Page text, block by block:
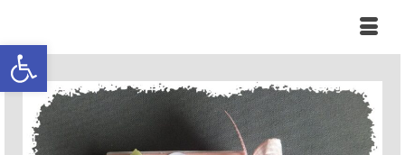
Ouvrir la barre d’outils